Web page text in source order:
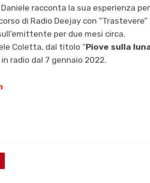
racconta la sua esperienza
di Radio Deejay con
per due mesi circa.
Coletta, dal titolo “Piove sulla
radio dal 7 gennaio 2022.